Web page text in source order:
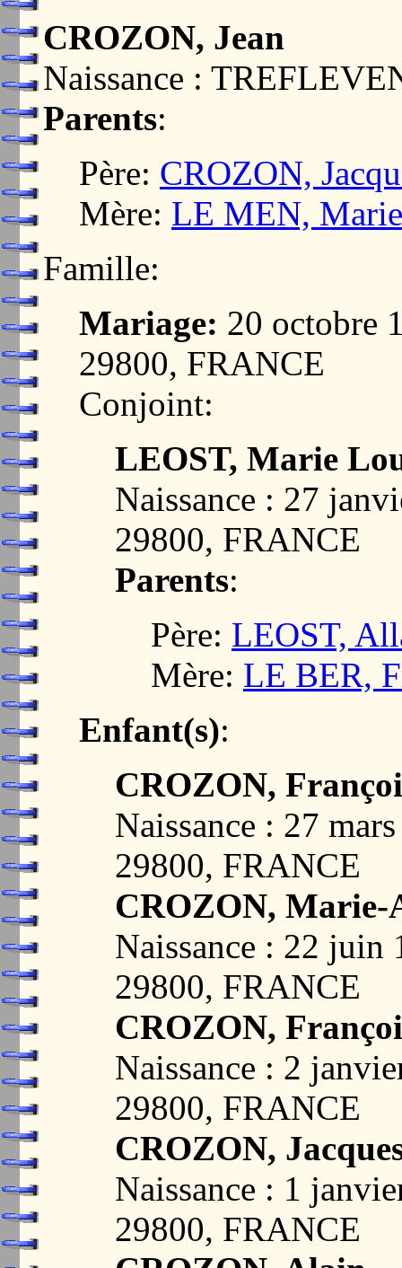
CROZON, Jean
Naissance :
Parents:
Père: CROZON,
Mère: LE MEN, Marie
Famille:
Mariage: 20 octobre
29800, FRANCE
Conjoint:
LEOST, Marie
Naissance : 27
29800, FRANCE
Parents:
Père: LEOST,
Mère: LE BER,
Enfant(s):
CROZON,
Naissance : 27
29800, FRANCE
CROZON, Marie-
Naissance : 22
29800, FRANCE
CROZON,
Naissance : 2
29800, FRANCE
CROZON,
Naissance : 1
29800, FRANCE